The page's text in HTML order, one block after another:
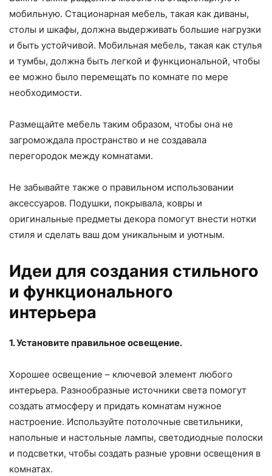
мобильную. Стационарная мебель, такая как диваны,
столы и шкафы, должна выдерживать большие нагрузки
и быть устойчивой. Мобильная мебель, такая как стулья
и тумбы, должна быть легкой и функциональной, чтобы
ее можно было перемещать по комнате по мере
необходимости.
Размещайте мебель таким образом, чтобы она не
загромождала пространство и не создавала
перегородок между комнатами.
Не забывайте также о правильном использовании
аксессуаров. Подушки, покрывала, ковры и
оригинальные предметы декора помогут внести нотки
стиля и сделать ваш дом уникальным и уютным.
Идеи для создания стильного
и функционального
интерьера
1. Установите правильное освещение.
Хорошее освещение – ключевой элемент любого
интерьера. Разнообразные источники света помогут
создать атмосферу и придать комнатам нужное
настроение. Используйте потолочные светильники,
напольные и настольные лампы, светодиодные полоски
и подсветки, чтобы создать разные уровни освещения в
комнатах.